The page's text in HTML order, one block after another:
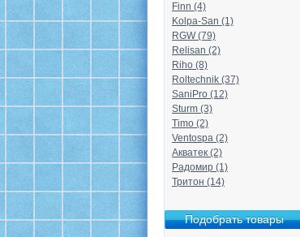
Finn (4)
Kolpa-San (1)
RGW (79)
Relisan (2)
Riho (8)
Roltechnik (37)
SaniPro (12)
Sturm (3)
Timo (2)
Ventospa (2)
Акватек (2)
Радомир (1)
Тритон (14)